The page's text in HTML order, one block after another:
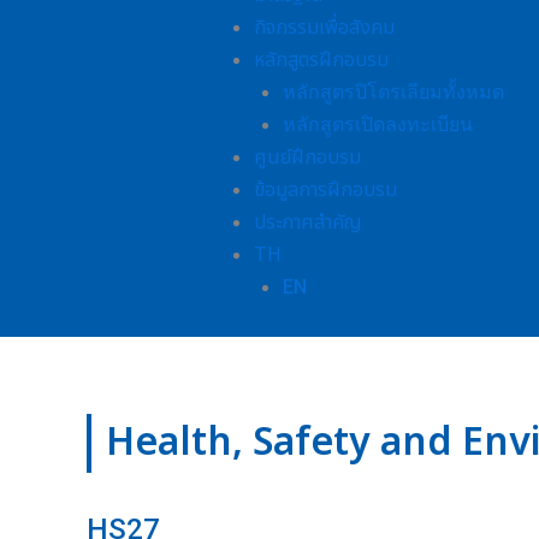
กิจกรรมเพื่อสังคม
หลักสูตรฝึกอบรม
หลักสูตรปิโตรเลียมทั้งหมด
หลักสูตรเปิดลงทะเบียน
ศูนย์ฝึกอบรม
ข้อมูลการฝึกอบรม
ประกาศสำคัญ
TH
EN
Health, Safety and
HS27